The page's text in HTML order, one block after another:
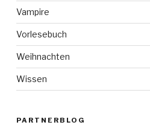
Vampire
Vorlesebuch
Weihnachten
Wissen
PARTNERBLOG